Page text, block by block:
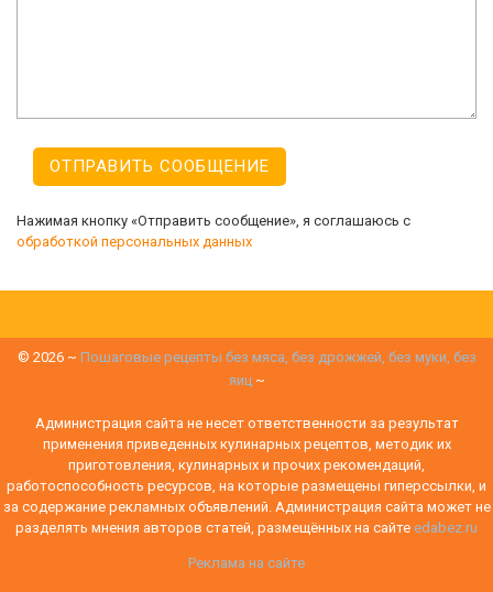
Нажимая кнопку «Отправить сообщение», я соглашаюсь с
обработкой персональных данных
© 2026~ Пошаговые рецепты без мяса, без дрожжей, без муки, без
яиц ~
Администрация сайта не несет ответственности за результат
применения приведенных кулинарных рецептов, методик их
приготовления, кулинарных и прочих рекомендаций,
работоспособность ресурсов, на которые размещены гиперссылки, и
за содержание рекламных объявлений. Администрация сайта может не
разделять мнения авторов статей, размещённых на сайте edabez.ru
Реклама на сайте